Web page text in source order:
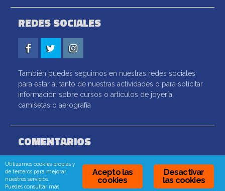
REDES SOCIALES
También puedes seguirnos en nuestras redes sociales
para estar al tanto de nuestras actividades o para solicitar
información sobre cursos o artículos de joyería,
camisetas o aerografía
COMENTARIOS
© 2026Academia Kurutziaga. Todos los derechos
Desactivar
las cookies
Acepto las
cookies
Utilizamos cookies propias y
de terceros para mejorar
nuestros servicios.
Puedes consultar más